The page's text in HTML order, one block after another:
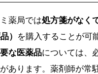
薬局では処方箋がなく
） を購入することが可
な医薬品については、
あります。薬剤師が常